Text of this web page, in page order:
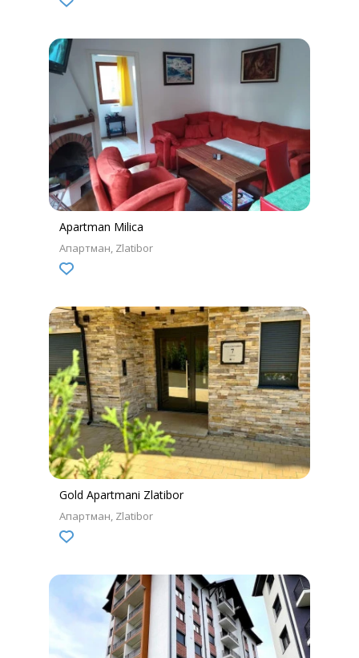
Apartman Milica
Апартман Zlatibor
Gold Apartmani Zlatibor
Апартман Zlatibor